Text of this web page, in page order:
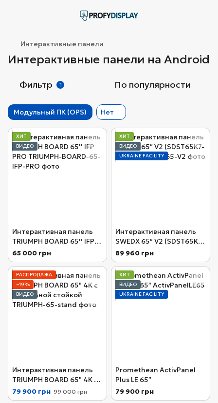
Интерактивные панели
Интерактивные панели на Android
Фильтр 1 По популярности
Модульный ПК (OPS) Нет
ХИТ
ВИДЕО
Интерактивная панель
TRIUMPH BOARD 65'' IFP
PRO
65 000 грн
ХИТ
ВИДЕО
UKRAINE FACILITY
Интерактивная панель
SWEDX 65″ V2 (SDST65K7-
08 V2)
89 960 грн
РАСПРОДАЖА
−19%
ВИДЕО
Интерактивная панель
TRIUMPH BOARD 65" 4К с
мобильной стойкой
79 900 грн 99 000 грн
ХИТ
ВИДЕО
UKRAINE FACILITY
Promethean ActivPanel
Plus LE 65″
79 900 грн